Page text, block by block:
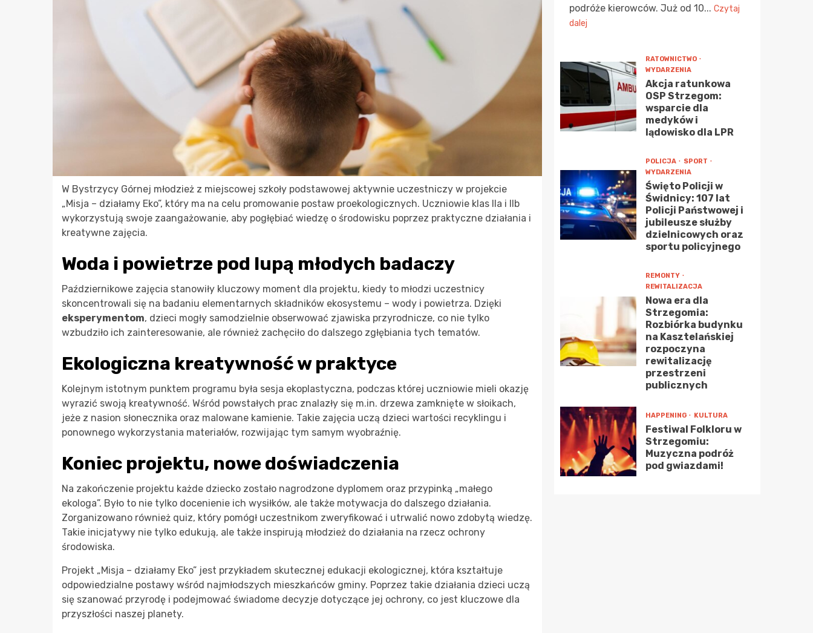
W Bystrzycy Górnej młodzież z miejscowej szkoły podstawowej aktywnie uczestniczy w projekcie
„Misja – działamy Eko”, który ma na celu promowanie postaw proekologicznych. Uczniowie klas IIa i IIb
wykorzystują swoje zaangażowanie, aby pogłębiać wiedzę o środowisku poprzez praktyczne działania i
kreatywne zajęcia.
Woda i powietrze pod lupą młodych badaczy
Październikowe zajęcia stanowiły kluczowy moment dla projektu, kiedy to młodzi uczestnicy
skoncentrowali się na badaniu elementarnych składników ekosystemu – wody i powietrza. Dzięki
eksperymentom, dzieci mogły samodzielnie obserwować zjawiska przyrodnicze, co nie tylko
wzbudziło ich zainteresowanie, ale również zachęciło do dalszego zgłębiania tych tematów.
Ekologiczna kreatywność w praktyce
Kolejnym istotnym punktem programu była sesja ekoplastyczna, podczas której uczniowie mieli okazję
wyrazić swoją kreatywność. Wśród powstałych prac znalazły się m.in. drzewa zamknięte w słoikach,
jeże z nasion słonecznika oraz malowane kamienie. Takie zajęcia uczą dzieci wartości recyklingu i
ponownego wykorzystania materiałów, rozwijając tym samym wyobraźnię.
Koniec projektu, nowe doświadczenia
Na zakończenie projektu każde dziecko zostało nagrodzone dyplomem oraz przypinką „małego
ekologa”. Było to nie tylko docenienie ich wysiłków, ale także motywacja do dalszego działania.
Zorganizowano również quiz, który pomógł uczestnikom zweryfikować i utrwalić nowo zdobytą wiedzę.
Takie inicjatywy nie tylko edukują, ale także inspirują młodzież do działania na rzecz ochrony
środowiska.
Projekt „Misja – działamy Eko” jest przykładem skutecznej edukacji ekologicznej, która kształtuje
odpowiedzialne postawy wśród najmłodszych mieszkańców gminy. Poprzez takie działania dzieci uczą
się szanować przyrodę i podejmować świadome decyzje dotyczące jej ochrony, co jest kluczowe dla
przyszłości naszej planety.
podróże kierowców. Już od 10... Czytaj
dalej
RATOWNICTWO
WYDARZENIA
Akcja ratunkowa
OSP Strzegom:
wsparcie dla
medyków i
lądowisko dla LPR
POLICJA
SPORT
WYDARZENIA
Święto Policji w
Świdnicy: 107 lat
Policji Państwowej i
jubileusze służby
dzielnicowych oraz
sportu policyjnego
REMONTY
REWITALIZACJA
Nowa era dla
Strzegomia:
Rozbiórka budynku
na Kasztelańskiej
rozpoczyna
rewitalizację
przestrzeni
publicznych
HAPPENING KULTURA
Festiwal Folkloru w
Strzegomiu:
Muzyczna podróż
pod gwiazdami!